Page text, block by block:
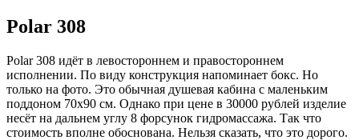
Polar 308
Polar 308 идёт в левостороннем и правостороннем
исполнении. По виду конструкция напоминает бокс. Но
только на фото. Это обычная душевая кабина с маленьким
поддоном 70х90 см. Однако при цене в 30000 рублей изделие
несёт на дальнем углу 8 форсунок гидромассажа. Так что
стоимость вполне обоснована. Нельзя сказать, что это дорого.